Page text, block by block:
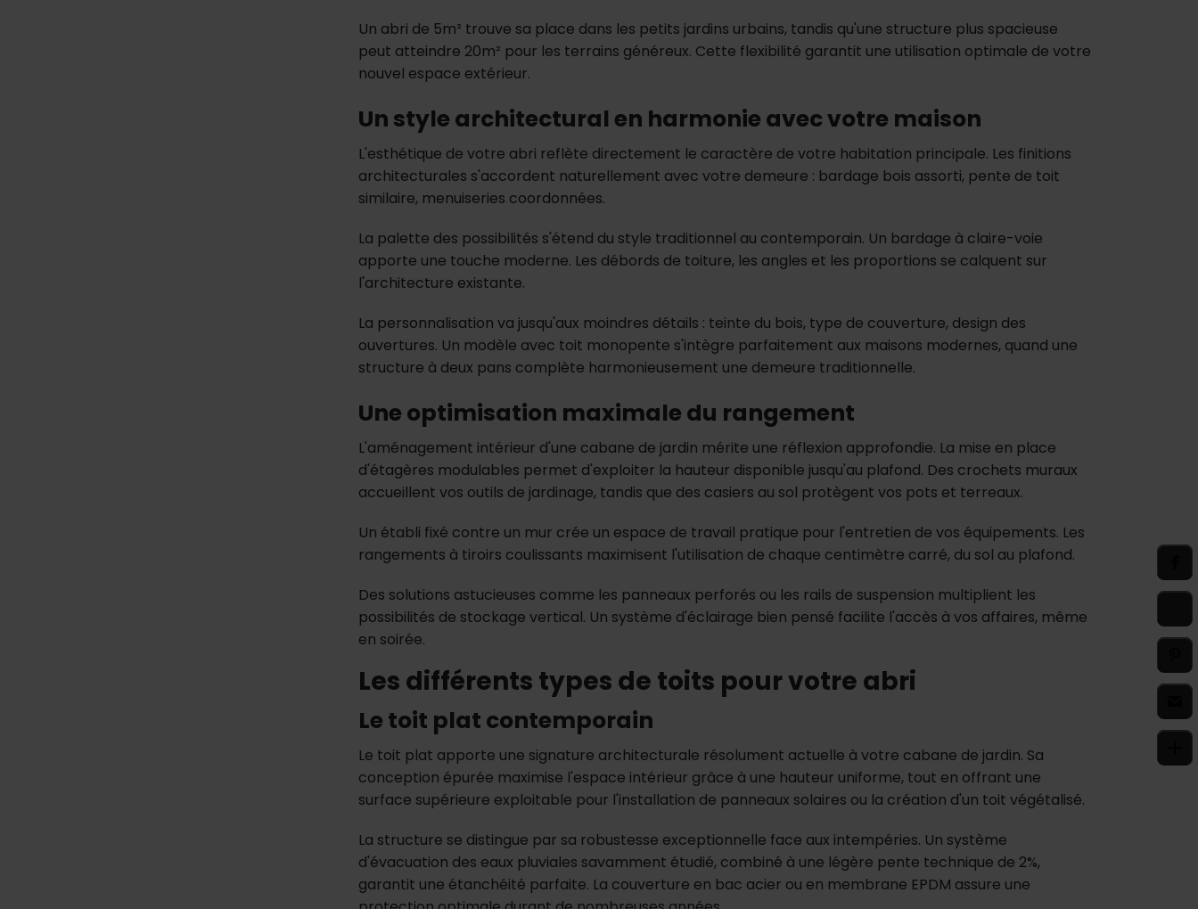
Un abri de 5m² trouve sa place dans les petits jardins urbains, tandis qu'une structure plus spacieuse
peut atteindre 20m² pour les terrains généreux. Cette flexibilité garantit une utilisation optimale de votre
nouvel espace extérieur.
Un style architectural en harmonie avec votre maison
L'esthétique de votre abri reflète directement le caractère de votre habitation principale. Les finitions
architecturales s'accordent naturellement avec votre demeure : bardage bois assorti, pente de toit
similaire, menuiseries coordonnées.
La palette des possibilités s'étend du style traditionnel au contemporain. Un bardage à claire-voie
apporte une touche moderne. Les débords de toiture, les angles et les proportions se calquent sur
l'architecture existante.
La personnalisation va jusqu'aux moindres détails : teinte du bois, type de couverture, design des
ouvertures. Un modèle avec toit monopente s'intègre parfaitement aux maisons modernes, quand une
structure à deux pans complète harmonieusement une demeure traditionnelle.
Une optimisation maximale du rangement
L'aménagement intérieur d'une cabane de jardin mérite une réflexion approfondie. La mise en place
d'étagères modulables permet d'exploiter la hauteur disponible jusqu'au plafond. Des crochets muraux
accueillent vos outils de jardinage, tandis que des casiers au sol protègent vos pots et terreaux.
Un établi fixé contre un mur crée un espace de travail pratique pour l'entretien de vos équipements. Les
rangements à tiroirs coulissants maximisent l'utilisation de chaque centimètre carré, du sol au plafond.
Des solutions astucieuses comme les panneaux perforés ou les rails de suspension multiplient les
possibilités de stockage vertical. Un système d'éclairage bien pensé facilite l'accès à vos affaires, même
en soirée.
Les différents types de toits pour votre abri
Le toit plat contemporain
Le toit plat apporte une signature architecturale résolument actuelle à votre cabane de jardin. Sa
conception épurée maximise l'espace intérieur grâce à une hauteur uniforme, tout en offrant une
surface supérieure exploitable pour l'installation de panneaux solaires ou la création d'un toit végétalisé.
La structure se distingue par sa robustesse exceptionnelle face aux intempéries. Un système
d'évacuation des eaux pluviales savamment étudié, combiné à une légère pente technique de 2%,
garantit une étanchéité parfaite. La couverture en bac acier ou en membrane EPDM assure une